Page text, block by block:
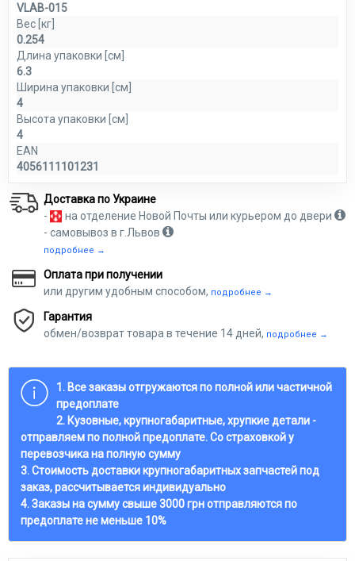
VLAB-015
Вес [кг]
0.254
Длина упаковки [см]
6.3
Ширина упаковки [см]
4
Высота упаковки [см]
4
EAN
4056111101231
Доставка по Украине
-
на отделение Новой Почты или курьером до двери
- самовывоз в г.Львов
подробнее →
Оплата при получении
или другим удобным способом, подробнее →
Гарантия
обмен/возврат товара в течение 14 дней, подробнее →
1. Все заказы отгружаются по полной или частичной
предоплате
2. Кузовные, крупногабаритные, хрупкие детали -
отправляем по полной предоплате. Со страховкой у
перевозчика на полную сумму
3. Стоимость доставки крупногабаритных запчастей под
заказ, рассчитывается индивидуально
4. Заказы на сумму свыше 3000 грн отправляются по
предоплате не меньше 10%